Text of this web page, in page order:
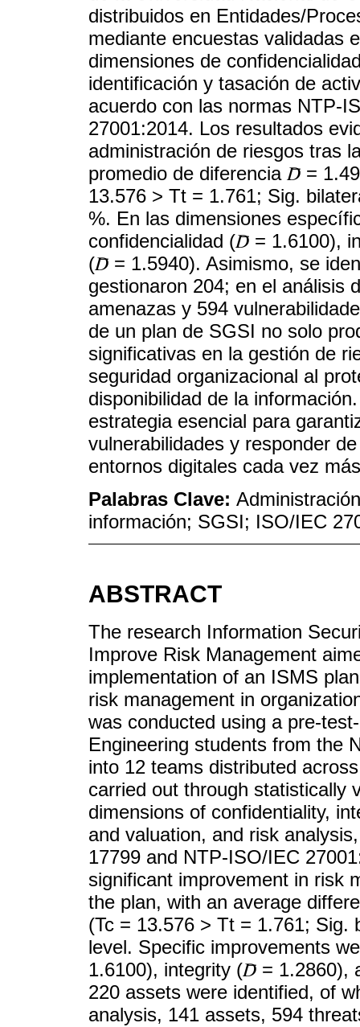
distribuidos en Entidades/
mediante encuestas validadas
dimensiones de
identificación y tasación de
acuerdo con las normas NTP-
27001:2014. Los resultados
administración de riesgos tras
promedio de diferencia 𝐷̅ =
13.576 > Tt = 1.761; Sig.
%. En las dimensiones
confidencialidad (𝐷̅ = 1.6100),
(𝐷̅ = 1.5940). Asimismo, se
gestionaron 204; en el análisis
amenazas y 594
de un plan de SGSI no solo
significativas en la gestión de
seguridad organizacional al
disponibilidad de la
estrategia esencial para
vulnerabilidades y responder
entornos digitales cada vez
Palabras Clave:
información; SGSI; ISO/IEC
ABSTRACT
The research Information
Improve Risk Management
implementation of an ISMS
risk management in
was conducted using a pre-
Engineering students from the
into 12 teams distributed
carried out through statistically
dimensions of confidentiality,
and valuation, and risk
17799 and NTP-ISO/IEC
significant improvement in risk
the plan, with an average
(Tc = 13.576 > Tt = 1.761; Sig.
level. Specific improvements
1.6100), integrity (𝐷̅ = 1.2860),
220 assets were identified, of
analysis, 141 assets, 594